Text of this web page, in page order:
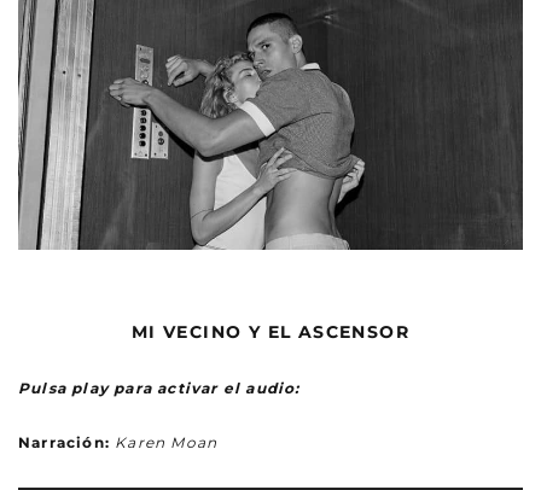
MI VECINO Y EL ASCENSOR
Pulsa play para activar el audio:
Narración: Karen Moan